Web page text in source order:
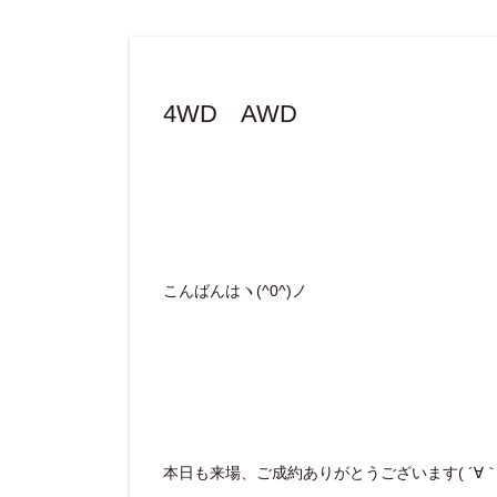
4WD AWD
こんばんはヽ(^0^)ノ
本日も来場、ご成約ありがとうございます( ´∀